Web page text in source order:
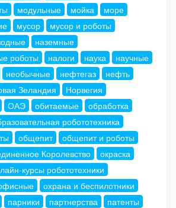
модульные мойка
море
мусор
мусор и роботы
наземные
роботы
налоги наука
научные
необычные нефтегаз
нефть
Зеландия
Норвегия
ОАЭ обитаемые
обработка
робототехника
общепит
общепит и роботы
Королевство
окраска
курсы робототехники
охрана и беспилотники
парники партнерства
патенты